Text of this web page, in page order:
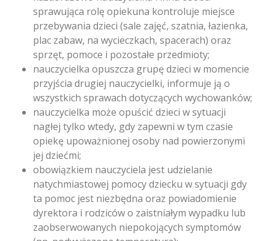
sprawująca rolę opiekuna kontroluje miejsce
przebywania dzieci (sale zajęć, szatnia, łazienka,
plac zabaw, na wycieczkach, spacerach) oraz
sprzęt, pomoce i pozostałe przedmioty;
nauczycielka opuszcza grupę dzieci w momencie
przyjścia drugiej nauczycielki, informuje ją o
wszystkich sprawach dotyczących wychowanków;
nauczycielka może opuścić dzieci w sytuacji
nagłej tylko wtedy, gdy zapewni w tym czasie
opiekę upoważnionej osoby nad powierzonymi
jej dziećmi;
obowiązkiem nauczyciela jest udzielanie
natychmiastowej pomocy dziecku w sytuacji gdy
ta pomoc jest niezbędna oraz powiadomienie
dyrektora i rodziców o zaistniałym wypadku lub
zaobserwowanych niepokojących symptomów